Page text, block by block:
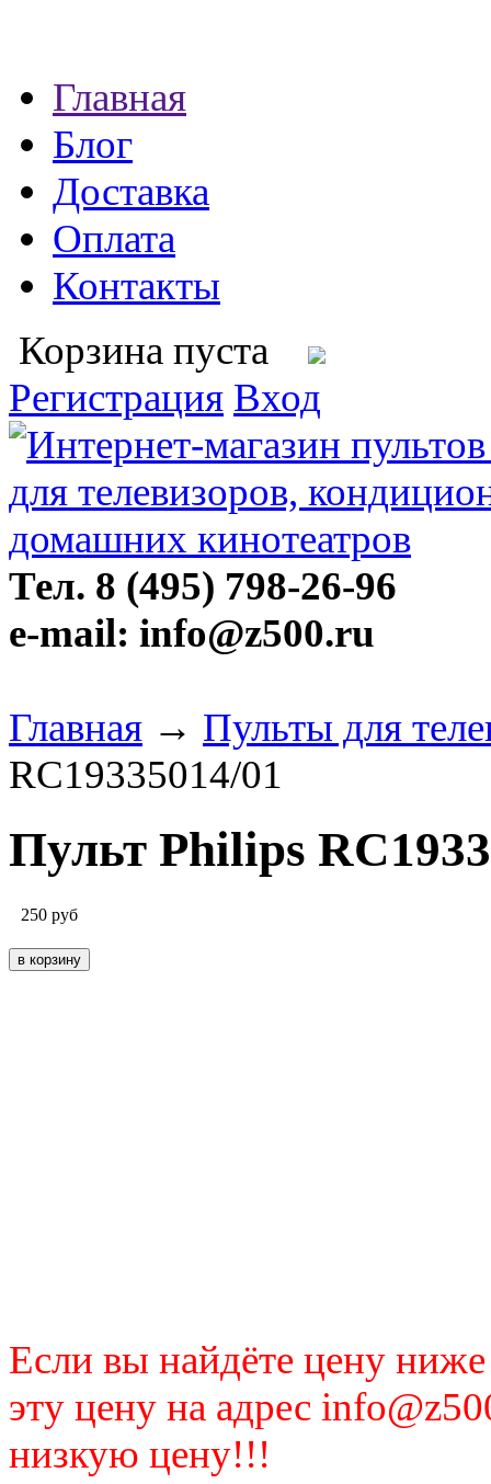
Главная
Блог
Доставка
Оплата
Контакты
Корзина пуста
Регистрация Вход
Тел. 8 (495) 798-26-96
e-mail: info@z500.ru
Главная → Пульты для
RC19335014/01
Пульт Philips
250 руб
Если вы найдёте цену
эту цену на адрес
низкую цену!!!